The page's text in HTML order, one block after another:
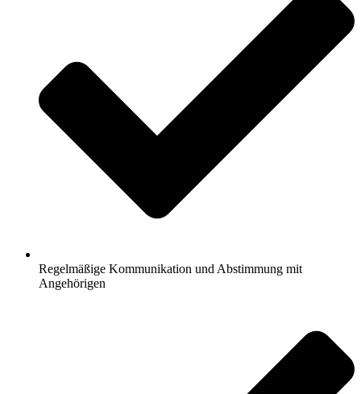
Regelmäßige Kommunikation und Abstimmung mit
Angehörigen